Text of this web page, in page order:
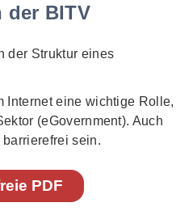
der BITV
Internet eine wichtige Rolle,
(eGovernment). Auch
sein.
PDF